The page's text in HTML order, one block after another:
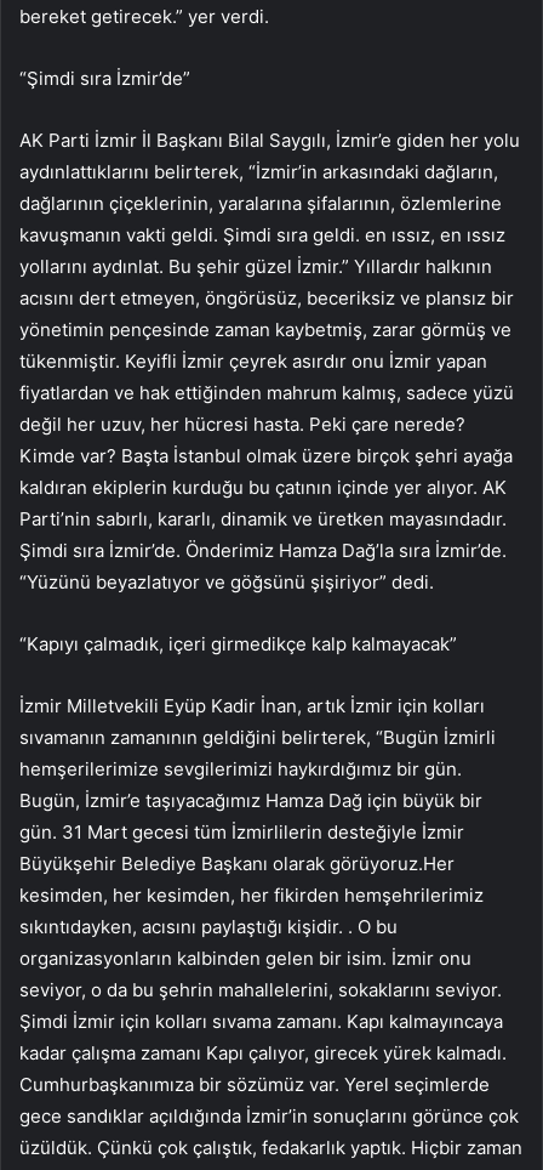
bereket getirecek.” yer verdi.
“Şimdi sıra İzmir’de”
AK Parti İzmir İl Başkanı Bilal Saygılı, İzmir’e giden her yolu
aydınlattıklarını belirterek, “İzmir’in arkasındaki dağların,
dağlarının çiçeklerinin, yaralarına şifalarının, özlemlerine
kavuşmanın vakti geldi. Şimdi sıra geldi. en ıssız, en ıssız
yollarını aydınlat. Bu şehir güzel İzmir.” Yıllardır halkının
acısını dert etmeyen, öngörüsüz, beceriksiz ve plansız bir
yönetimin pençesinde zaman kaybetmiş, zarar görmüş ve
tükenmiştir. Keyifli İzmir çeyrek asırdır onu İzmir yapan
fiyatlardan ve hak ettiğinden mahrum kalmış, sadece yüzü
değil her uzuv, her hücresi hasta. Peki çare nerede?
Kimde var? Başta İstanbul olmak üzere birçok şehri ayağa
kaldıran ekiplerin kurduğu bu çatının içinde yer alıyor. AK
Parti’nin sabırlı, kararlı, dinamik ve üretken mayasındadır.
Şimdi sıra İzmir’de. Önderimiz Hamza Dağ’la sıra İzmir’de.
“Yüzünü beyazlatıyor ve göğsünü şişiriyor” dedi.
“Kapıyı çalmadık, içeri girmedikçe kalp kalmayacak”
İzmir Milletvekili Eyüp Kadir İnan, artık İzmir için kolları
sıvamanın zamanının geldiğini belirterek, “Bugün İzmirli
hemşerilerimize sevgilerimizi haykırdığımız bir gün.
Bugün, İzmir’e taşıyacağımız Hamza Dağ için büyük bir
gün. 31 Mart gecesi tüm İzmirlilerin desteğiyle İzmir
Büyükşehir Belediye Başkanı olarak görüyoruz.Her
kesimden, her kesimden, her fikirden hemşehrilerimiz
sıkıntıdayken, acısını paylaştığı kişidir. . O bu
organizasyonların kalbinden gelen bir isim. İzmir onu
seviyor, o da bu şehrin mahallelerini, sokaklarını seviyor.
Şimdi İzmir için kolları sıvama zamanı. Kapı kalmayıncaya
kadar çalışma zamanı Kapı çalıyor, girecek yürek kalmadı.
Cumhurbaşkanımıza bir sözümüz var. Yerel seçimlerde
gece sandıklar açıldığında İzmir’in sonuçlarını görünce çok
üzüldük. Çünkü çok çalıştık, fedakarlık yaptık. Hiçbir zaman